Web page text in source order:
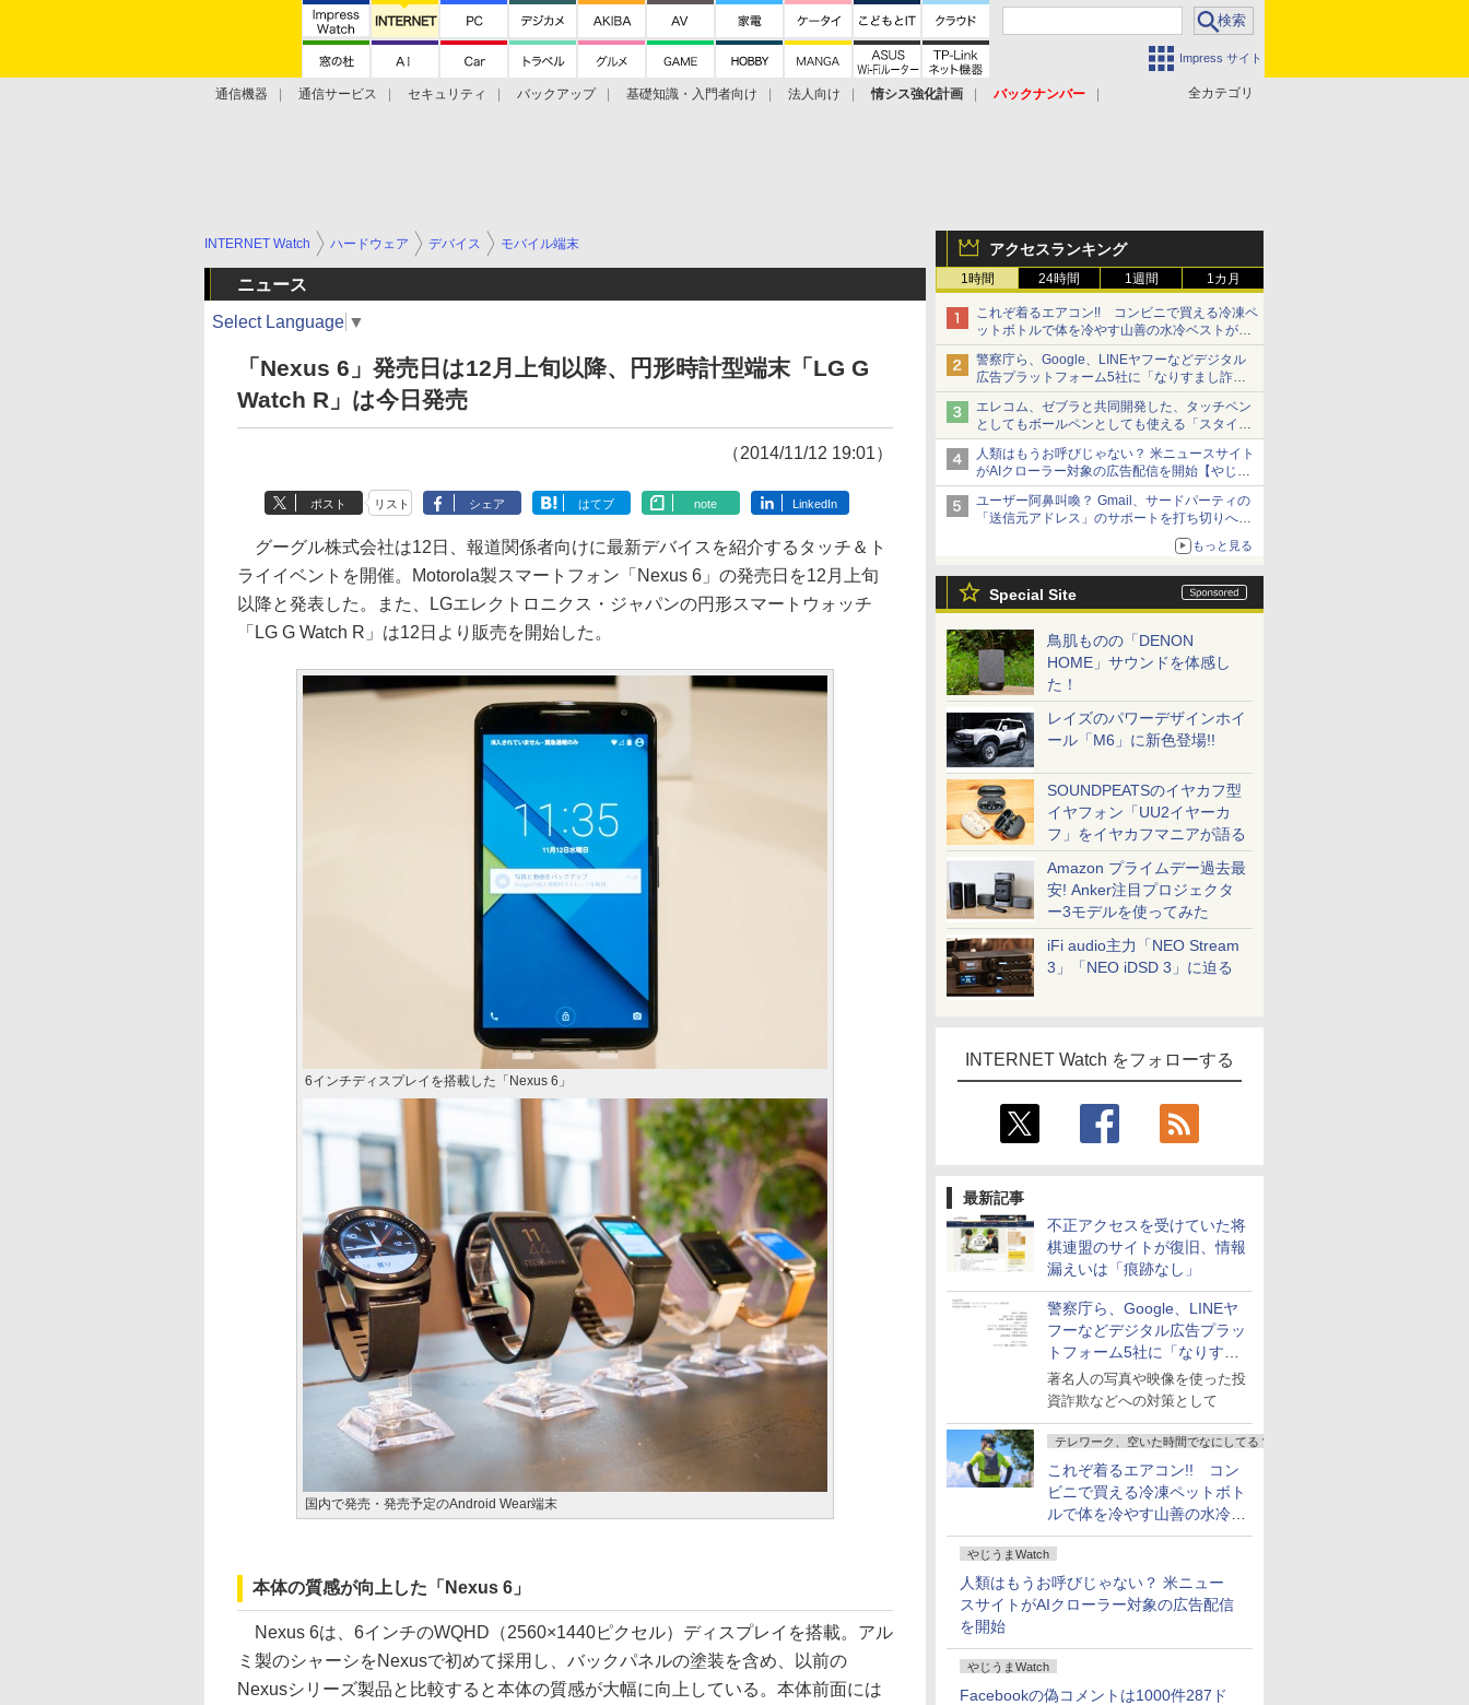
Impress サイト
全カテゴリ
通信機器 通信サービス セキュリティ バックアップ 基礎知識・入門者向け 法人向け 情シス強化計画
バックナンバー
アクセスランキング
1時間 24時間 1週間 1カ月
これぞ着るエアコン!! コンビニで買える冷凍ペ
ットボトルで体を冷やす山善の水冷ベストがロ
ードバイクにちょうどいい【ぼっち・ざ・ろー
ど！その14】【空いた時間でなにしてる？】
警察庁ら、Google、LINEヤフーなどデジタル
広告プラットフォーム5社に「なりすまし詐欺
広告」対策強化を要請 著名人の写真や映像を
使った投資詐欺などへの対策として
エレコム、ゼブラと共同開発した、タッチペン
としてもボールペンとしても使える「スタイラ
スツーウェイ」発売 iPadにも紙にも、持ち替
えずに書き込める
人類はもうお呼びじゃない？ 米ニュースサイト
がAIクローラー対象の広告配信を開始【やじう
まWatch】
ユーザー阿鼻叫喚？ Gmail、サードパーティの
「送信元アドレス」のサポートを打ち切りへ
もっと見る
Special Site
鳥肌ものの「DENON
HOME」サウンドを体感し
た！
レイズのパワーデザインホイ
ール「M6」に新色登場!!
SOUNDPEATSのイヤカフ型
イヤフォン「UU2イヤーカ
フ」をイヤカフマニアが語る
Amazon プライムデー過去最
安! Anker注目プロジェクタ
ー3モデルを使ってみた
iFi audio主力「NEO Stream
3」「NEO iDSD 3」に迫る
INTERNET Watch をフォローする
最新記事
不正アクセスを受けていた将
棋連盟のサイトが復旧、情報
漏えいは「痕跡なし」
警察庁ら、Google、LINEヤ
フーなどデジタル広告プラッ
トフォーム5社に「なりすま
し詐欺広告」対策強化を要請
著名人の写真や映像を使った投
資詐欺などへの対策として
テレワーク、空いた時間でなにしてる？
これぞ着るエアコン!! コン
ビニで買える冷凍ペットボト
ルで体を冷やす山善の水冷ベ
ストがロードバイクにちょう
どいい【ぼっち・ざ・ろー
ど！その14】
やじうまWatch
人類はもうお呼びじゃない？ 米ニュー
スサイトがAIクローラー対象の広告配信
を開始
やじうまWatch
Facebookの偽コメントは1000件287ド
INTERNET Watch ハードウェア デバイス モバイル端末
ニュース
Select Language ▼
「Nexus 6」発売日は12月上旬以降、円形時計型端末「LG G
Watch R」は今日発売
（2014/11/12 19:01）
ポスト リスト シェア はてブ note LinkedIn
グーグル株式会社は12日、報道関係者向けに最新デバイスを紹介するタッチ＆ト
ライイベントを開催。Motorola製スマートフォン「Nexus 6」の発売日を12月上旬
以降と発表した。また、LGエレクトロニクス・ジャパンの円形スマートウォッチ
「LG G Watch R」は12日より販売を開始した。
6インチディスプレイを搭載した「Nexus 6」
国内で発売・発売予定のAndroid Wear端末
本体の質感が向上した「Nexus 6」
Nexus 6は、6インチのWQHD（2560×1440ピクセル）ディスプレイを搭載。アル
ミ製のシャーシをNexusで初めて採用し、バックパネルの塗装を含め、以前の
Nexusシリーズ製品と比較すると本体の質感が大幅に向上している。本体前面には